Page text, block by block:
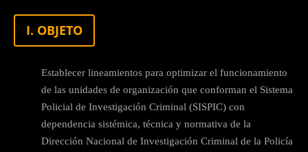
I. OBJETO
Establecer lineamientos para optimizar el funcionamiento
de las unidades de organización que conforman el Sistema
Policial de Investigación Criminal (SISPIC) con
dependencia sistémica, técnica y normativa de la
Dirección Nacional de Investigación Criminal de la Policía